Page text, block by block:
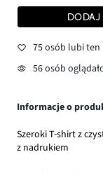
DODAJ
75 osób lubi
56 osób
Informacje o
Szeroki T-shirt z
z nadrukiem